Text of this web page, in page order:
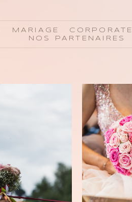
MARIAGE CORPORATE
NOS PARTENAIRES